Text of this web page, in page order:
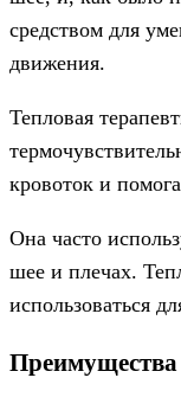
средством для
движения.
Тепловая
кровоток и
Она часто
шее и плечах.
использоваться
Преимущества